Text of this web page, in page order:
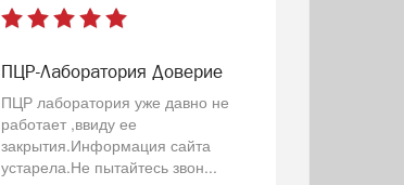
ПЦР-Лаборатория Доверие
ПЦР лаборатория уже давно не
работает ,ввиду ее
закрытия.Информация сайта
устарела.Не пытайтесь звон...